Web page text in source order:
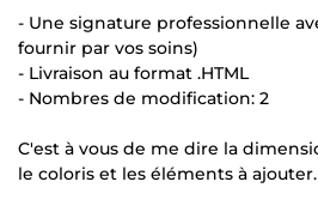
- Une signature professionnelle
fournir par vos soins)
- Livraison au format .HTML
- Nombres de modification: 2
C'est à vous de me dire la
le coloris et les éléments à ajouter.